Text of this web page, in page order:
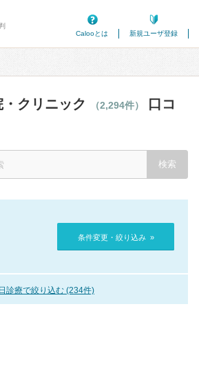
Calooとは
新規ユーザ登録
クリニック （2,294件）
口コ
条件変更・絞り込み »
診療で絞り込む (234件)